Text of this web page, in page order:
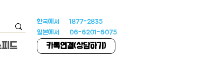
드
한국에서 1877-2835
일본에서 06-6201-6075
카톡연결(상담하기)